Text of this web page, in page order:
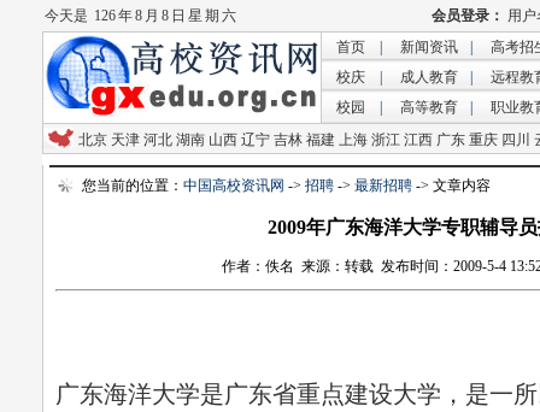
今天是 126 年 8 月 8 日 星 期 六
首页
新闻资讯
高考招
校庆
成人教育
远程教
校园
高等教育
职业教
北京 天津 河北 湖南 山西 辽宁 吉林 福建 上海 浙江 江西 广东 重庆 四川
您当前的位置： 中国高校资讯网 -> 招聘 -> 最新招聘 -> 文章内容
2009年广东海洋大学专职辅导
作者：佚名 来源：转载 发布时间：2009-5-4
广东海洋大学是广东省重点建设大学，是一